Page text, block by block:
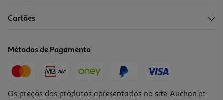
Cartões
Métodos de Pagamento
Os preços dos produtos apresentados no site Auchan.pt